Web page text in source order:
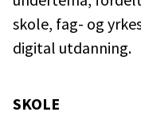
skole, fag- og
digital utdanning.
SKOLE